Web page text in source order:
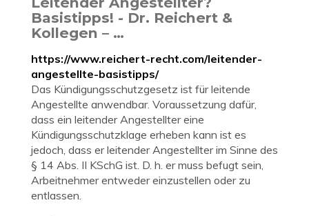
Basistipps! - Dr. Reichert &
Kollegen – …
https://www.reichert-recht.com/leitender-
angestellte-basistipps/
Das Kündigungsschutzgesetz ist für leitende
Angestellte anwendbar. Voraussetzung dafür,
dass ein leitender Angestellter eine
Kündigungsschutzklage erheben kann ist es
jedoch, dass er leitender Angestellter im Sinne des
§ 14 Abs. II KSchG ist. D. h. er muss befugt sein,
Arbeitnehmer entweder einzustellen oder zu
entlassen.